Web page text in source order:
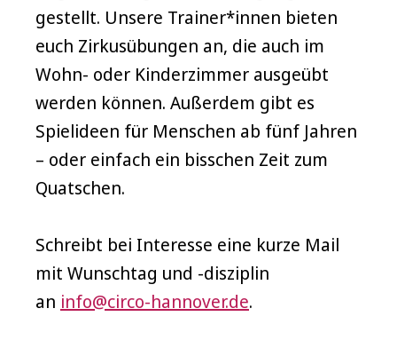
gestellt. Unsere Trainer*innen bieten
euch Zirkusübungen an, die auch im
Wohn- oder Kinderzimmer ausgeübt
werden können. Außerdem gibt es
Spielideen für Menschen ab fünf Jahren
– oder einfach ein bisschen Zeit zum
Quatschen.
Schreibt bei Interesse eine kurze Mail
mit Wunschtag und -disziplin
an info@circo-hannover.de.